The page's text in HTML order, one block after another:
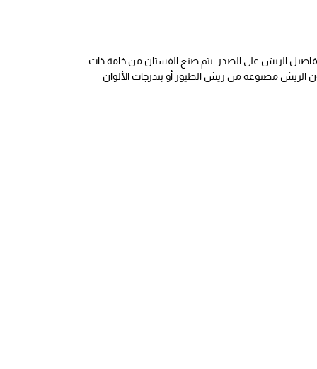
الريش على الصدر. يتم صنع الفستان من خامة ذات
الريش مصنوعة من ريش الطيور أو بتدرجات الألوان